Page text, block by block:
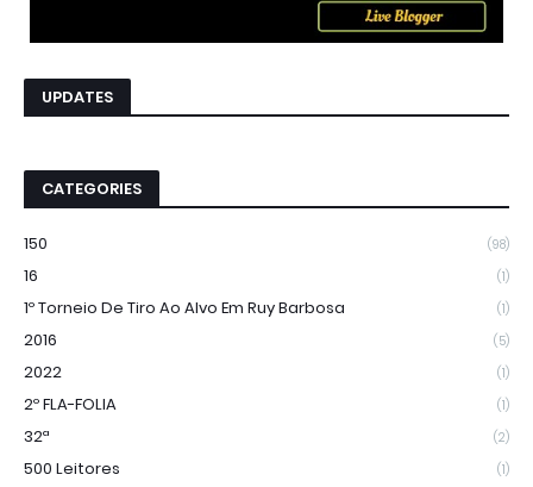
UPDATES
CATEGORIES
150 (98)
16 (1)
1º Torneio De Tiro Ao Alvo Em Ruy Barbosa (1)
2016 (5)
2022 (1)
2º FLA-FOLIA (1)
32ª (2)
500 Leitores (1)